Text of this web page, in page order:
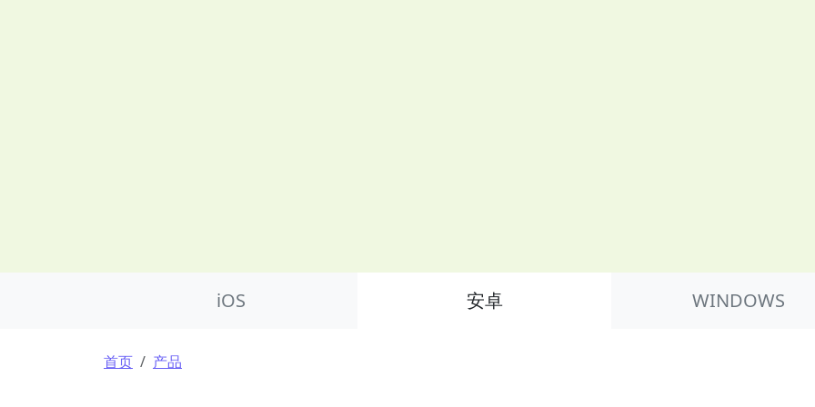
iOS 安卓 WINDOWS
面包屑
首页 产品